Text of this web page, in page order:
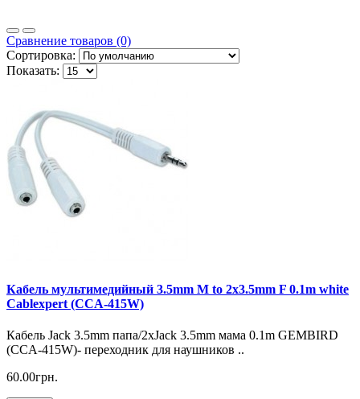
Сравнение товаров (0)
Сортировка:
Показать:
Кабель мультимедийный 3.5mm M to 2x3.5mm F 0.1m white
Cablexpert (CCA-415W)
Кабель Jack 3.5mm папа/2xJack 3.5mm мама 0.1m GEMBIRD
(CCA-415W)- переходник для наушников ..
60.00грн.